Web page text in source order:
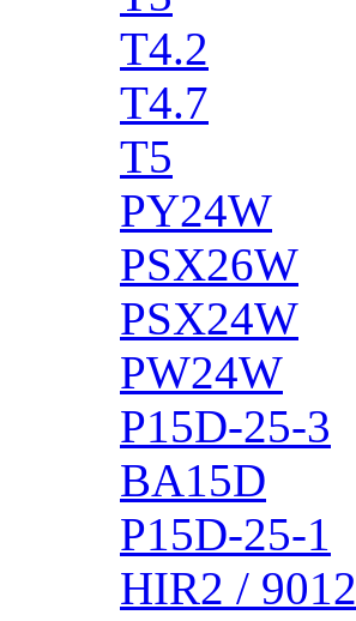
T4.2
T4.7
T5
PY24W
PSX26W
PSX24W
PW24W
P15D-25-3
BA15D
P15D-25-1
HIR2 / 9012